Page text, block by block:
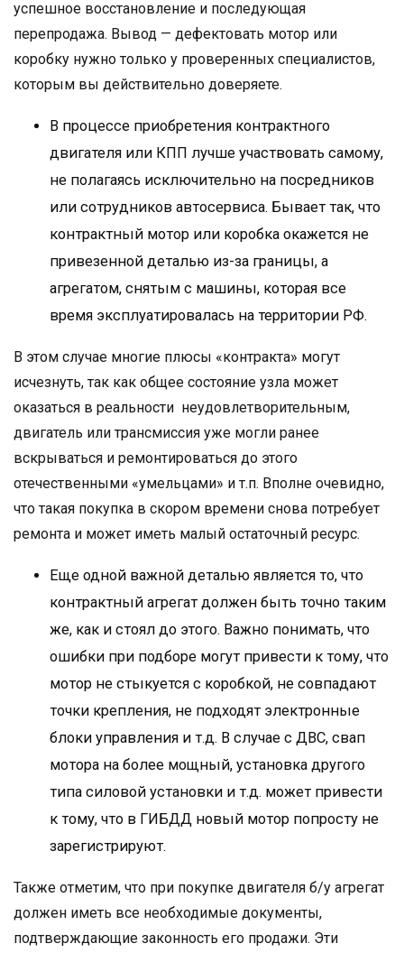
успешное восстановление и последующая
перепродажа. Вывод — дефектовать мотор или
коробку нужно только у проверенных специалистов,
которым вы действительно доверяете.
В процессе приобретения контрактного
двигателя или КПП лучше участвовать самому,
не полагаясь исключительно на посредников
или сотрудников автосервиса. Бывает так, что
контрактный мотор или коробка окажется не
привезенной деталью из-за границы, а
агрегатом, снятым с машины, которая все
время эксплуатировалась на территории РФ.
В этом случае многие плюсы «контракта» могут
исчезнуть, так как общее состояние узла может
оказаться в реальности неудовлетворительным,
двигатель или трансмиссия уже могли ранее
вскрываться и ремонтироваться до этого
отечественными «умельцами» и т.п. Вполне очевидно,
что такая покупка в скором времени снова потребует
ремонта и может иметь малый остаточный ресурс.
Еще одной важной деталью является то, что
контрактный агрегат должен быть точно таким
же, как и стоял до этого. Важно понимать, что
ошибки при подборе могут привести к тому, что
мотор не стыкуется с коробкой, не совпадают
точки крепления, не подходят электронные
блоки управления и т.д. В случае с ДВС, свап
мотора на более мощный, установка другого
типа силовой установки и т.д. может привести
к тому, что в ГИБДД новый мотор попросту не
зарегистрируют.
Также отметим, что при покупке двигателя б/у агрегат
должен иметь все необходимые документы,
подтверждающие законность его продажи. Эти